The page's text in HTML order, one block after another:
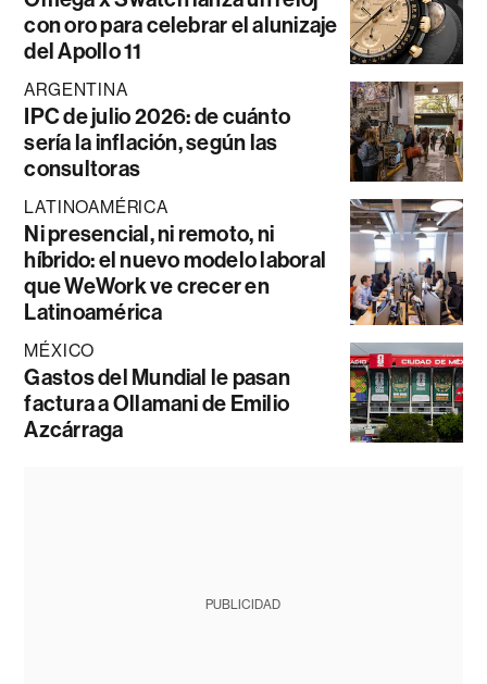
con oro para celebrar el alunizaje
del Apollo 11
ARGENTINA
IPC de julio 2026: de cuánto
sería la inflación, según las
consultoras
LATINOAMÉRICA
Ni presencial, ni remoto, ni
híbrido: el nuevo modelo laboral
que WeWork ve crecer en
Latinoamérica
MÉXICO
Gastos del Mundial le pasan
factura a Ollamani de Emilio
Azcárraga
PUBLICIDAD